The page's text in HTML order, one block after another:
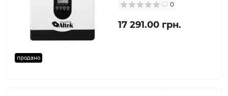
продано
0
17 291.00 грн.